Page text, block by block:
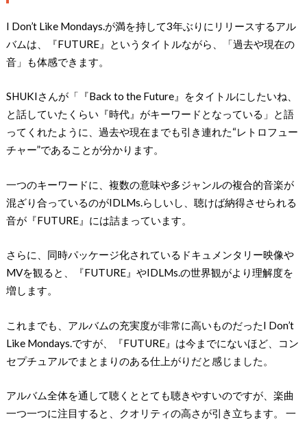
I Don’t Like Mondays.が満を持して3年ぶりにリリースするアル
バムは、『FUTURE』というタイトルながら、「過去や現在の
音」も体感できます。
SHUKIさんが「『Back to the Future』をタイトルにしたいね、
と話していたくらい『時代』がキーワードとなっている」と語
ってくれたように、過去や現在までも引き連れた“レトロフュー
チャー”であることが分かります。
一つのキーワードに、複数の意味や多ジャンルの複合的音楽が
混ざり合っているのがIDLMs.らしいし、聴けば納得させられる
音が『FUTURE』には詰まっています。
さらに、同時パッケージ化されているドキュメンタリー映像や
MVを観ると、『FUTURE』やIDLMs.の世界観がより理解度を
増します。
これまでも、アルバムの充実度が非常に高いものだったI Don’t
Like Mondays.ですが、『FUTURE』は今までにないほど、コン
セプチュアルでまとまりのある仕上がりだと感じました。
アルバム全体を通して聴くととても聴きやすいのですが、楽曲
一つ一つに注目すると、クオリティの高さが引き立ちます。 一